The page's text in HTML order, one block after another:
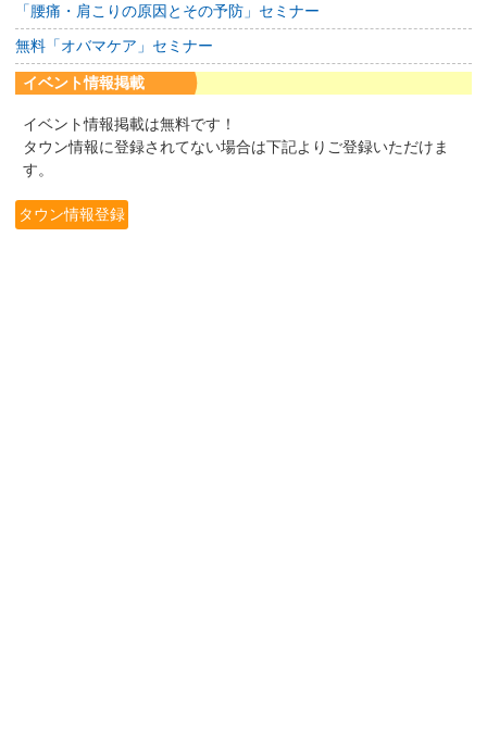
「腰痛・肩こりの原因とその予防」セミナー
無料「オバマケア」セミナー
イベント情報掲載
イベント情報掲載は無料です！
タウン情報に登録されてない場合は下記よりご登録いただけま
す。
タウン情報登録